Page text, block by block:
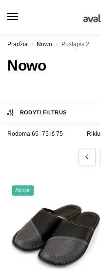
Pradžia / Nowo / Puslapis 2
Nowo
RODYTI FILTRUS
Rodoma 65–75 iš 75
Akcija!